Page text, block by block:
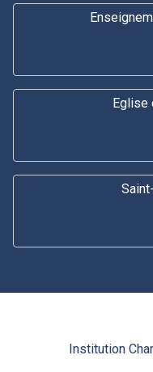
Eglise
Institution